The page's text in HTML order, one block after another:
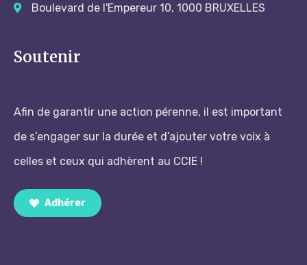
Boulevard de l'Empereur 10, 1000 BRUXELLES
Soutenir
Afin de garantir une action pérenne, il est important
de s’engager sur la durée et d’ajouter votre voix à
celles et ceux qui adhèrent au CCIE !
Adhérer